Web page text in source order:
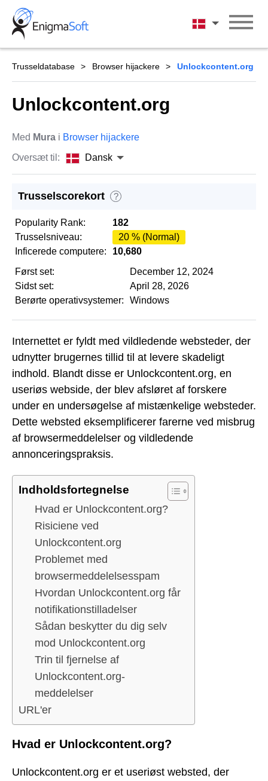
Skip
content
Dansk
Trusseldatabase Browser hijackere Unlockcontent.org
Unlockcontent.org
Med Mura i Browser hijackere
Oversæt til:
Dansk
Trusselscorekort ?
Popularity Rank:
182
Trusselsniveau:
20 % (Normal)
Inficerede computere:
10,680
Først set:
December 12, 2024
Sidst set:
April 28, 2026
Berørte operativsystemer:
Windows
Internettet er fyldt med vildledende websteder, der
udnytter brugernes tillid til at levere skadeligt
indhold. Blandt disse er Unlockcontent.org, en
useriøs webside, der blev afsløret af forskere
under en undersøgelse af mistænkelige websteder.
Dette websted eksemplificerer farerne ved misbrug
af browsermeddelelser og vildledende
annonceringspraksis.
Indholdsfortegnelse
Hvad er Unlockcontent.org?
Risiciene ved
Unlockcontent.org
Problemet med
browsermeddelelsesspam
Hvordan Unlockcontent.org får
notifikationstilladelser
Sådan beskytter du dig selv
mod Unlockcontent.org
Trin til fjernelse af
Unlockcontent.org-
meddelelser
URL'er
Hvad er Unlockcontent.org?
Unlockcontent.org er et useriøst websted, der